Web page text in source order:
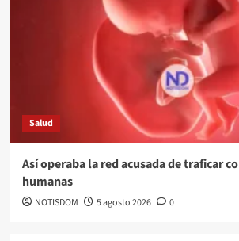
Salud
Así operaba la red acusada de traficar
humanas
NOTISDOM 5 agosto 2026 0